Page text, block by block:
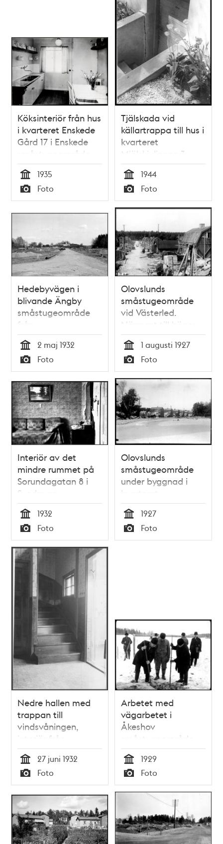
Köksinteriör från hus
i kvarteret Enskede
Gård 17 i Enskede
småstugeområde
Tid
1935
Typ
Foto
Tjälskada vid
källartrappa till hus i
kvarteret
Mjölskivlingen 3,
Sockenvägen 448 i
Enskedes
småstugeområde
Tid
1944
Typ
Foto
Hedebyvägen i
blivande Ängby
småstugeområde
från
Blackebergsvägen
(Bällstavägen)
österut mot Stora
Ängby gård
Tid
2 maj 1932
Typ
Foto
Olovslunds
småstugeområde
vid Västerled.
Närmast till höger
Västerled 164
Tid
1 augusti 1927
Typ
Foto
Interiör av det
mindre rummet på
Sorundagatan 8 i
Svedmyra
småstugeområde
Tid
1932
Typ
Foto
Olovslunds
småstugeområde
under byggnad i
kvarteret
Fållbänken. Vintertid
Tid
1927
Typ
Foto
Nedre hallen med
trappan till
vindsvåningen,
interiör från
Beckombergavägen
128 i Ängby
småstugeområde
Tid
27 juni 1932
Typ
Foto
Arbetet med
vägarbetet i
Åkeshov
småstugeområde
inleds
Tid
1929
Typ
Foto